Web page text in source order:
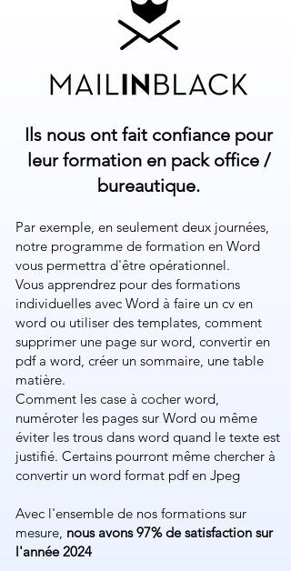
Ils nous ont fait confiance pour
leur formation en pack office /
bureautique.
Par exemple, en seulement deux journées,
notre programme de formation en Word
vous permettra d'être opérationnel.
Vous apprendrez pour des formations
individuelles avec Word à faire un cv en
word ou utiliser des templates, comment
supprimer une page sur word, convertir en
pdf a word, créer un sommaire, une table
matière.
Comment les case à cocher word,
numéroter les pages sur Word ou même
éviter les trous dans word quand le texte est
justifié. Certains pourront même chercher à
convertir un word format pdf en Jpeg
Avec l'ensemble de nos formations sur
mesure, nous avons 97% de satisfaction sur
l'année 2024